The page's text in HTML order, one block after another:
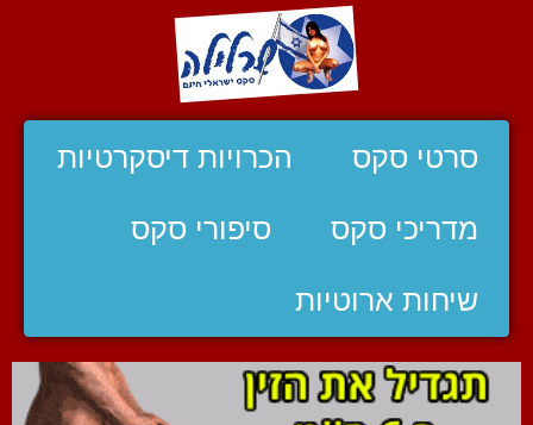
סרטי סקס הכרויות דיסקרטיות
מדריכי סקס סיפורי סקס
שיחות ארוטיות